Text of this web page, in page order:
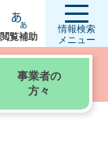
閲覧補助
情報検索
メニュー
事業者の
方々